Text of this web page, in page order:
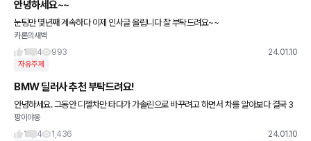
안녕하세요~~
눈팅만 몇년째 계속하다 이제 인사글 올립니다 잘 부탁드려요~~
카론의새벽
1
4 993 24.01.10
자유주제
BMW 딜러사 추천 부탁드려요!
안녕하세요. 그동안 디젤차만 타다가 가솔린으로 바꾸려고 하면서 차를 알아보다 결국 3
20i msp로 결정하게 됐습니다. 가까운 곳에 방문했는데 영 마음에 들지 않더라구요. 차
량은 직접봤으니 계약을
팡이야옹
1
4 1,436 24.01.10